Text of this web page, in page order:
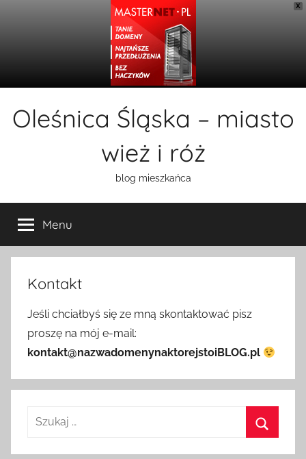
X
Oleśnica Śląska – miasto
wież i róż
blog mieszkańca
Menu
Kontakt
Jeśli chciałbyś się ze mną skontaktować pisz
proszę na mój e-mail:
kontakt@nazwadomenynaktorejstoiBLOG.pl
Szukaj: